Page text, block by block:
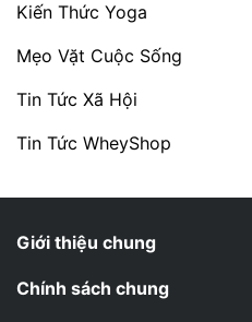
Kiến Thức Yoga
Mẹo Vặt Cuộc Sống
Tin Tức Xã Hội
Tin Tức WheyShop
Giới thiệu chung
Chính sách chung